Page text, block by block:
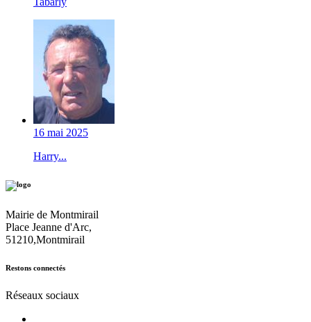
16 mai 2025
Harry...
Mairie de Montmirail
Place Jeanne d'Arc,
51210,Montmirail
Restons connectés
Réseaux sociaux